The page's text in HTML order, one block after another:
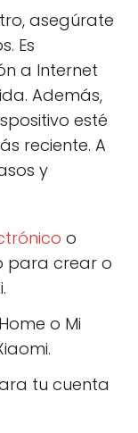
asegúrate
Es
a Internet
Además,
esté
reciente. A
y
o
para crear o
o Mi
tu cuenta